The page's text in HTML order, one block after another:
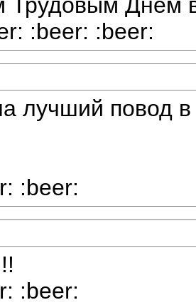
Трудовым Днем
:beer: :beer:
лучший повод
:beer:
:beer: